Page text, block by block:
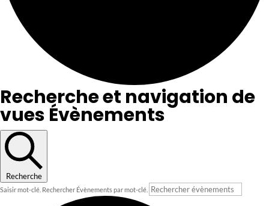
Recherche et navigation de
vues Évènements
Recherche
Saisir mot-clé. Rechercher Évènements par mot-clé.